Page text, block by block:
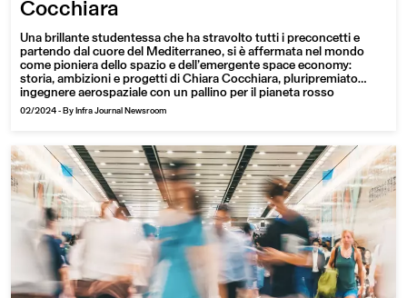
Cocchiara
Una brillante studentessa che ha stravolto tutti i preconcetti e
partendo dal cuore del Mediterraneo, si è affermata nel mondo
come pioniera dello spazio e dell’emergente space economy:
storia, ambizioni e progetti di Chiara Cocchiara, pluripremiato
ingegnere aerospaziale con un pallino per il pianeta rosso
02/2024 - By Infra Journal Newsroom